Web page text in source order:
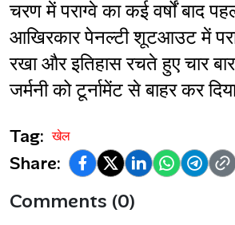
चरण में पराग्वे का कई वर्षों बाद
आखिरकार पेनल्टी शूटआउट में
रखा और इतिहास रचते हुए चार
जर्मनी को टूर्नामेंट से बाहर कर
Tag: खेल
Share:
Comments (0)